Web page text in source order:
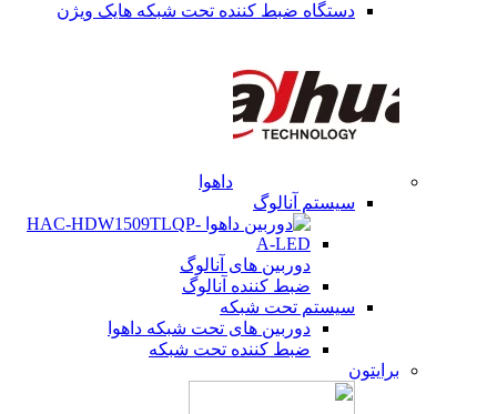
دستگاه ضبط کننده تحت شبکه هایک ویژن
داهوا
سیستم آنالوگ
دوربین های آنالوگ
ضبط کننده آنالوگ
سیستم تحت شبکه
دوربین های تحت شبکه داهوا
ضبط کننده تحت شبکه
برایتون